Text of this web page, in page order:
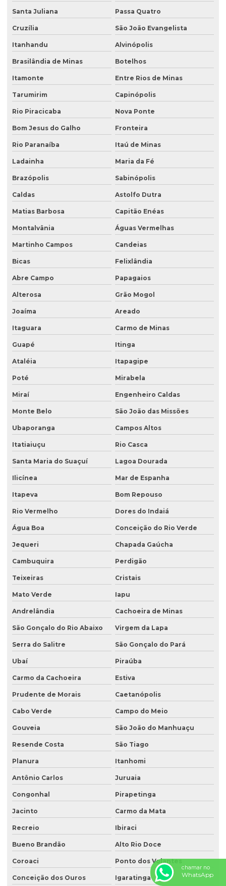
Retirada de tanques
Serviço de consultoria ambiental
Serviço de desativação de tanque subterrâneo
Serviço de desativação de tanques
Serviço de licenciamento ambiental
Serviço de retirada de tanque subterrâneo
Serviço de sondagem
Sondagem ambiental
Sondagem geofísica
Sondagem geofísica poço artesiano
Sondagem geológica
Sondagem geotécnica
Sondagem de solo para construção
Sondagem de solo para construção civil
Sondagem de solos e rochas
Sondagem de subsolo
Sondagem de terreno para construção
Tampa para poço de monitoramento
Santa Juliana Passa Quatro
Cruzília São João Evangelista
Itanhandu Alvinópolis
Brasilândia de Minas Botelhos
Itamonte Entre Rios de Minas
Tarumirim Capinópolis
Rio Piracicaba Nova Ponte
Bom Jesus do Galho Fronteira
Rio Paranaíba Itaú de Minas
Ladainha Maria da Fé
Brazópolis Sabinópolis
Caldas Astolfo Dutra
Matias Barbosa Capitão Enéas
Montalvânia Águas Vermelhas
Martinho Campos Candeias
Bicas Felixlândia
Abre Campo Papagaios
Alterosa Grão Mogol
Joaíma Areado
Itaguara Carmo de Minas
Guapé Itinga
Ataléia Itapagipe
Poté Mirabela
Miraí Engenheiro Caldas
Monte Belo São João das Missões
Ubaporanga Campos Altos
Itatiaiuçu Rio Casca
Santa Maria do Suaçuí Lagoa Dourada
Ilicínea Mar de Espanha
Itapeva Bom Repouso
Rio Vermelho Dores do Indaiá
Água Boa Conceição do Rio Verde
Jequeri Chapada Gaúcha
Cambuquira Perdigão
Teixeiras Cristais
Mato Verde Iapu
Andrelândia Cachoeira de Minas
São Gonçalo do Rio Abaixo Virgem da Lapa
Serra do Salitre São Gonçalo do Pará
Ubaí Piraúba
Carmo da Cachoeira Estiva
Prudente de Morais Caetanópolis
Cabo Verde Campo do Meio
Gouveia São João do Manhuaçu
Resende Costa São Tiago
Planura Itanhomi
Antônio Carlos Juruaia
Congonhal Pirapetinga
Jacinto Carmo da Mata
Recreio Ibiraci
Bueno Brandão Alto Rio Doce
Coroaci Ponto dos Volantes
Conceição dos Ouros Igaratinga
chamar no
WhatsApp